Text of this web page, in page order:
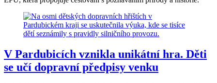
V Pardubicích vznikla unikátní hra. Děti
se učí dopravní předpisy venku